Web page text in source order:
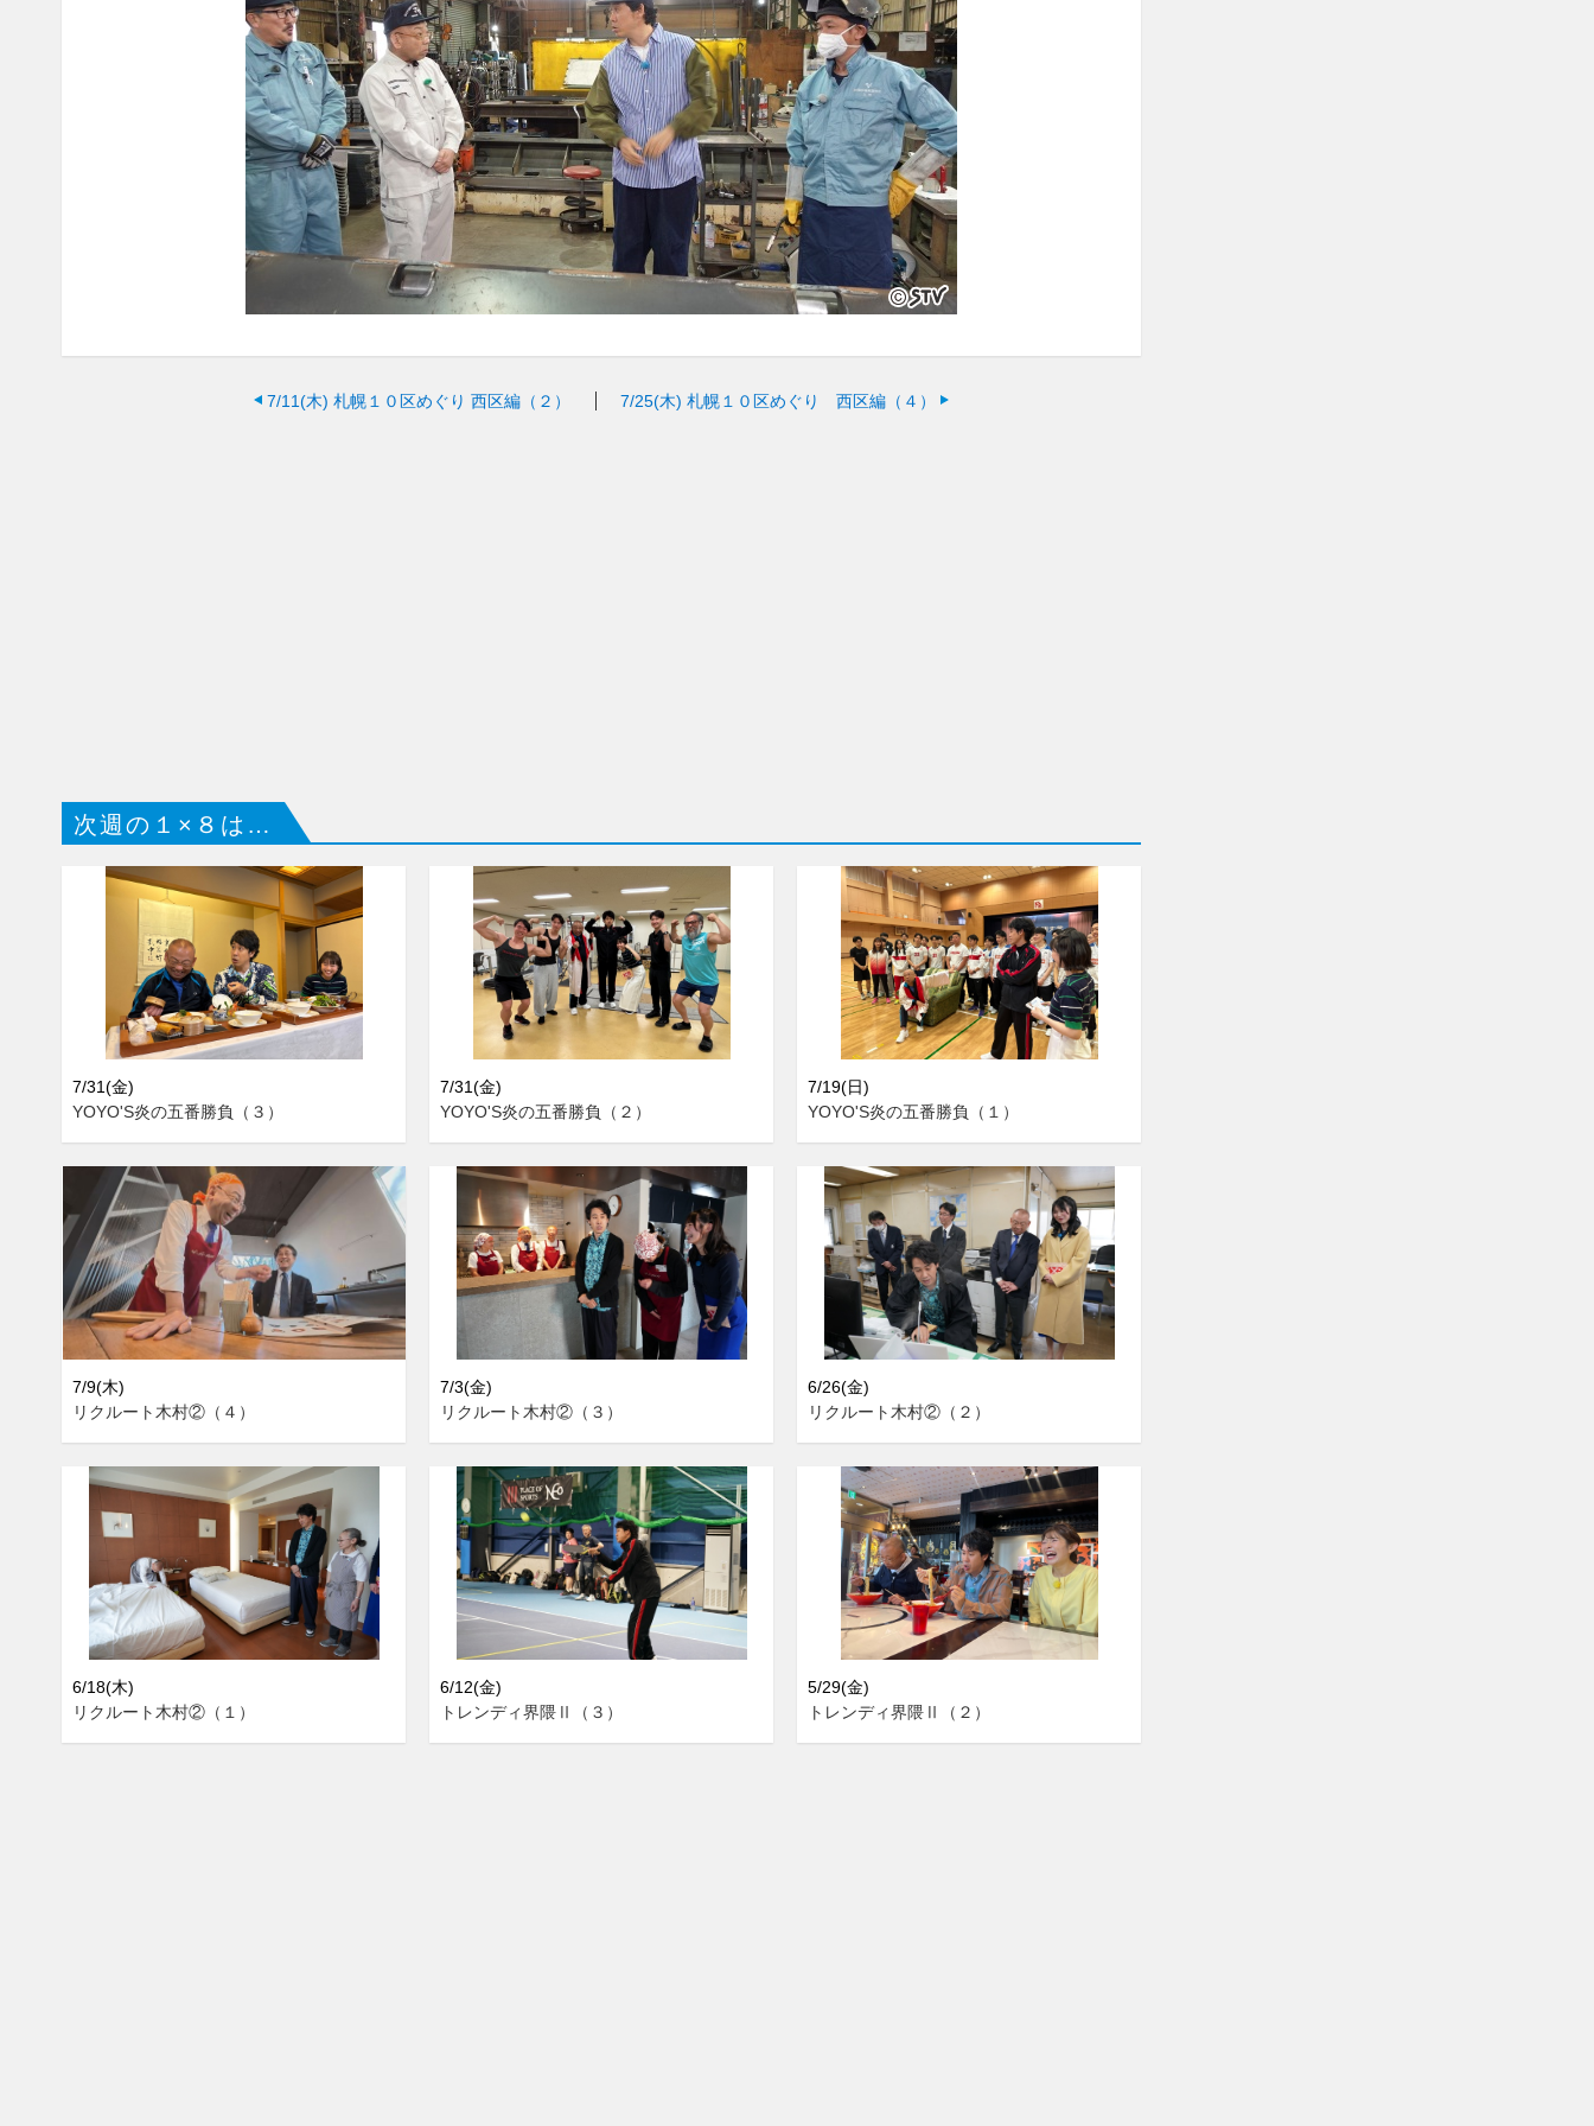
7/11(木) 札幌１０区めぐり 西区編（２） 7/25(木) 札幌１０区めぐり 西区編（４）
次週の１×８は…
7/31(金)
YOYO'S炎の五番勝負（３）
7/31(金)
YOYO'S炎の五番勝負（２）
7/19(日)
YOYO'S炎の五番勝負（１）
7/9(木)
リクルート木村②（４）
7/3(金)
リクルート木村②（３）
6/26(金)
リクルート木村②（２）
6/18(木)
リクルート木村②（１）
6/12(金)
トレンディ界隈Ⅱ（３）
5/29(金)
トレンディ界隈Ⅱ（２）